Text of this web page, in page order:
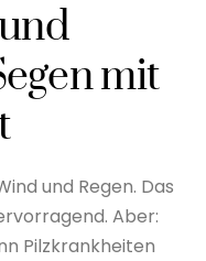
mit
und Regen. Das
Aber:
Pilzkrankheiten